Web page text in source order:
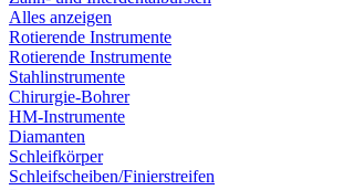
Alles anzeigen
Rotierende Instrumente
Rotierende Instrumente
Stahlinstrumente
Chirurgie-Bohrer
HM-Instrumente
Diamanten
Schleifkörper
Schleifscheiben/Finierstreifen